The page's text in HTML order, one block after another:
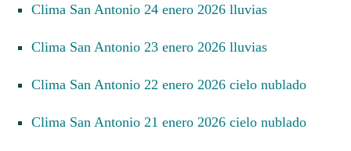
Clima San Antonio 24 enero 2026 lluvias
Clima San Antonio 23 enero 2026 lluvias
Clima San Antonio 22 enero 2026 cielo nublado
Clima San Antonio 21 enero 2026 cielo nublado